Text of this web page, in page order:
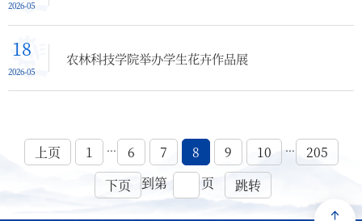
2026-05
18
2026-05
农林科技学院举办学生花卉作品展
上页 1 ... 6 7 8 9 10 ...
205
下页
到第 页 跳转